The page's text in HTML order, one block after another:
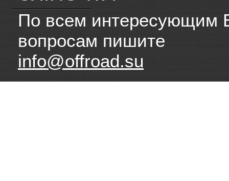
По всем интересующим
вопросам пишите
info@offroad.su